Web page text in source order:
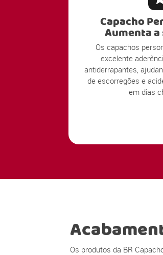
Capacho
Aumenta
Os capachos
excelente
antiderrapantes,
de escorregões e
em dias
Os produtos da BR